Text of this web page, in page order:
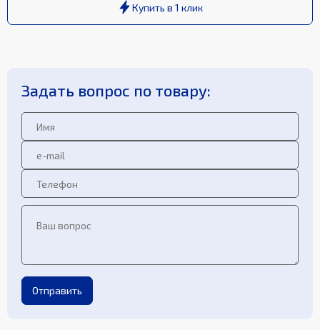
Купить в 1 клик
Задать вопрос по товару:
Отправить